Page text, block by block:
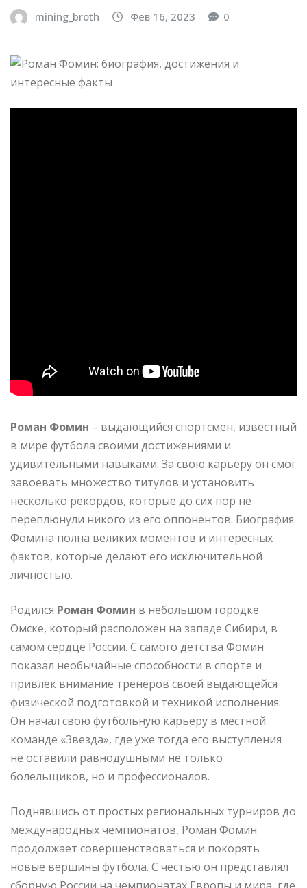
mining_broth Фев 16, 2023 0
Роман Фомин – выдающийся спортсмен, известный
в мире футбола своими достижениями и
удивительными навыками. За свою карьеру он смог
завоевать множество титулов и установить
несколько рекордов, которые до сих пор не
переплюнули никого из его оппонентов. Биография
Фомина полна великих моментов и интересных
фактов, которые делают его исключительной
личностью.
Родился Роман Фомин в небольшом городке
Омске, который расположен на западе Сибири, в
самом сердце России. С самого детства Фомин
показал необычайные способности в спорте и
привлек внимание тренеров своей выдающейся
физической подготовкой и техникой исполнения.
Он начал свою футбольную карьеру в местной
команде «Звезда», где уже тогда его выступления
не оставили равнодушными не только
болельщиков, но и профессионалов.
Поднявшись от простых региональных турниров до
международных чемпионатов, Роман Фомин
продолжает совершенствоваться и покорять
новые вершины футбола. С честью он представлял